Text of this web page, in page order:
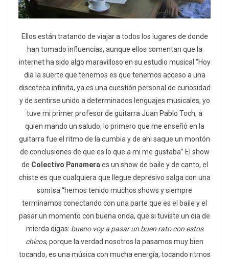
Ellos están tratando de viajar a todos los lugares de donde
han tomado influencias, aunque ellos comentan que la
internet ha sido algo maravilloso en su estudio musical “Hoy
dia la suerte que tenemos es que tenemos acceso a una
discoteca infinita, ya es una cuestión personal de curiosidad
y de sentirse unido a determinados lenguajes musicales, yo
tuve mi primer profesor de guitarra Juan Pablo Toch, a
quien mando un saludo, lo primero que me enseñó en la
guitarra fue el ritmo de la cumbia y de ahi saque un montón
de conclusiones de que es lo que a mi me gustaba” El show
de Colectivo Panamera es un show de baile y de canto, el
chiste es que cualquiera que llegue depresivo salga con una
sonrisa “hemos tenido muchos shows y siempre
terminamos conectando con una parte que es el baile y el
pasar un momento con buena onda, que si tuviste un dia de
mierda digas: bueno voy a pasar un buen rato con estos
chicos, porque la verdad nosotros la pasamos muy bien
tocando, es una música con mucha energía, tocando ritmos